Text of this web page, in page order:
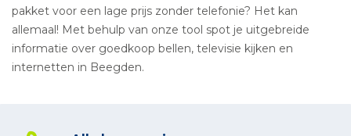
pakket voor een lage prijs zonder telefonie? Het kan
allemaal! Met behulp van onze tool spot je uitgebreide
informatie over goedkoop bellen, televisie kijken en
internetten in Beegden.